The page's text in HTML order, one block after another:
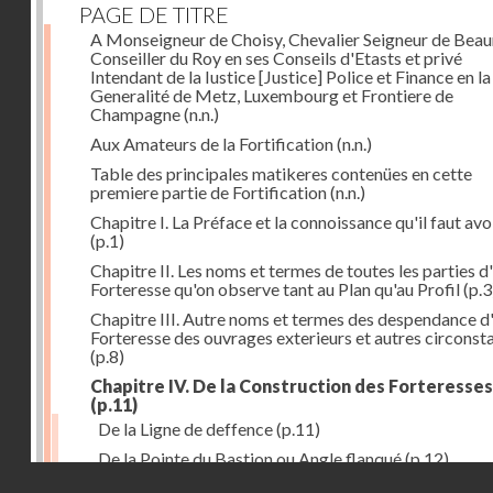
PAGE DE TITRE
A Monseigneur de Choisy, Chevalier Seigneur de
Conseiller du Roy en ses Conseils d'Etasts et privé
Intendant de la Iustice [Justice] Police et Finance en la
Generalité de Metz, Luxembourg et Frontiere de
Champagne(n.n.)
Aux Amateurs de la Fortification(n.n.)
Table des principales matikeres contenües en cette
premiere partie de Fortification(n.n.)
Chapitre I. La Préface et la connoissance qu'il faut
(p.1)
Chapitre II. Les noms et termes de toutes les parties
Forteresse qu'on observe tant au Plan qu'au Profil
Chapitre III. Autre noms et termes des despendance
Forteresse des ouvrages exterieurs et autres
(p.8)
Chapitre IV. De la Construction des Forteresses
(p.11)
De la Ligne de deffence(p.11)
De la Pointe du Bastion ou Angle flanqué(p.12)